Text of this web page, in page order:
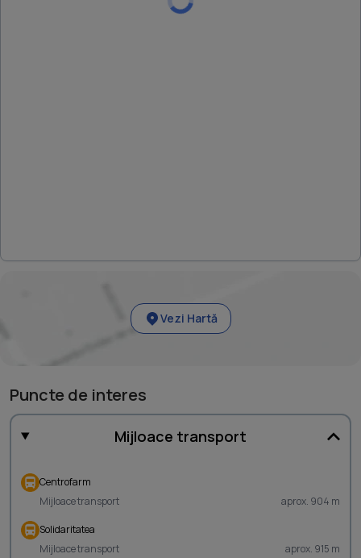
Vezi Hartă
Puncte de interes
Mijloace transport
Centrofarm
Mijloace transport
aprox. 904 m
Solidaritatea
Mijloace transport
aprox. 915 m